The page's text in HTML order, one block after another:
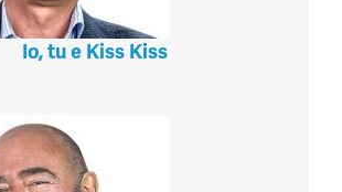
Io, tu e Kiss Kiss